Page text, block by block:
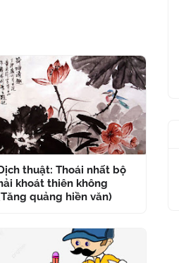
thuật: Thoái nhất bộ
khoát thiên không
quảng hiền văn)